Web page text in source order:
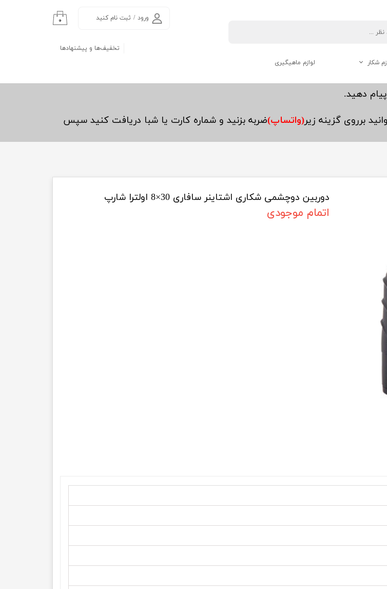
ورود / ثبت نام کنید
تغییر گذر واژه
۰
شکار لوازم ماهیگیری
تخفیف‌ها و پیشنهادها
دهید.
برروی گزینه زیر(واتساپ)ضربه بزنید و شماره کارت یا شبا دریافت کنید سپس
دوربین دوچشمی شکاری اشتاینر سافاری 30×8 اولترا شارپ
اتمام موجودی